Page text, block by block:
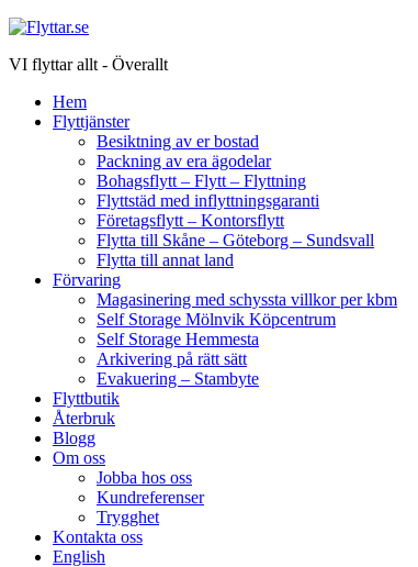
VI flyttar allt - Överallt
Hem
Flyttjänster
Besiktning av er bostad
Packning av era ägodelar
Bohagsflytt – Flytt – Flyttning
Flyttstäd med inflyttningsgaranti
Företagsflytt – Kontorsflytt
Flytta till Skåne – Göteborg – Sundsvall
Flytta till annat land
Förvaring
Magasinering med schyssta villkor per kbm
Self Storage Mölnvik Köpcentrum
Self Storage Hemmesta
Arkivering på rätt sätt
Evakuering – Stambyte
Flyttbutik
Återbruk
Blogg
Om oss
Jobba hos oss
Kundreferenser
Trygghet
Kontakta oss
English